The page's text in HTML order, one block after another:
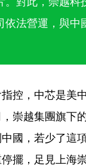
依法營運，與中
控，中芯是美
崇越集團旗下
國，若少了這
擺，足見上海